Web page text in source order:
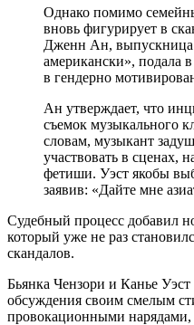
Однако помимо
вновь фигурирует в
Дженн Ан,
американски», подала
в гендерно
Ан утверждает, что
съемок музыкального
словам, музыкант
участвовать в
фетиши. Уэст якобы
заявив: «Дайте мне
Судебный процесс добавил
который уже не раз
скандалов.
Бьянка Чензори и Канье
обсуждения своим смелым
провокационными нарядами,